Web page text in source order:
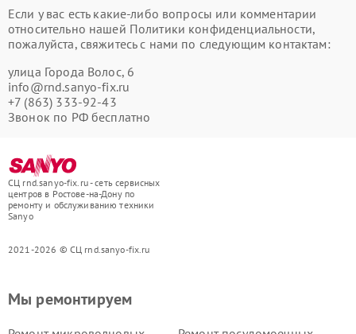
Если у вас есть какие-либо вопросы или комментарии
относительно нашей Политики конфиденциальности,
пожалуйста, свяжитесь с нами по следующим контактам:
улица Города Волос, 6
info@rnd.sanyo-fix.ru
+7 (863) 333-92-43
Звонок по РФ бесплатно
СЦ rnd.sanyo-fix.ru - сеть сервисных
центров в Ростове-на-Дону по
ремонту и обслуживанию техники
Sanyo
2021-2026 © СЦ rnd.sanyo-fix.ru
Мы ремонтируем